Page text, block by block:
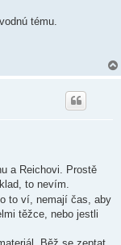
tému.
a Reichovi. Prostě
to nevím.
to ví, nemají čas, aby
těžce, nebo jestli